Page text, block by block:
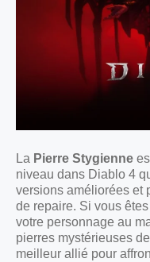
La Pierre Stygienne
niveau dans Diablo 4
versions améliorées et
de repaire. Si vous
votre personnage au
pierres mystérieuses
meilleur allié pour